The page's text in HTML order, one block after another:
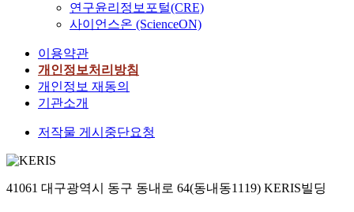
연구윤리정보포털(CRE)
사이언스온 (ScienceON)
이용약관
개인정보처리방침
개인정보 재동의
기관소개
저작물 게시중단요청
41061 대구광역시 동구 동내로 64(동내동1119) KERIS빌딩